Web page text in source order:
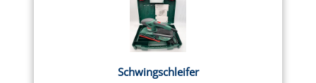
Schwingschleifer